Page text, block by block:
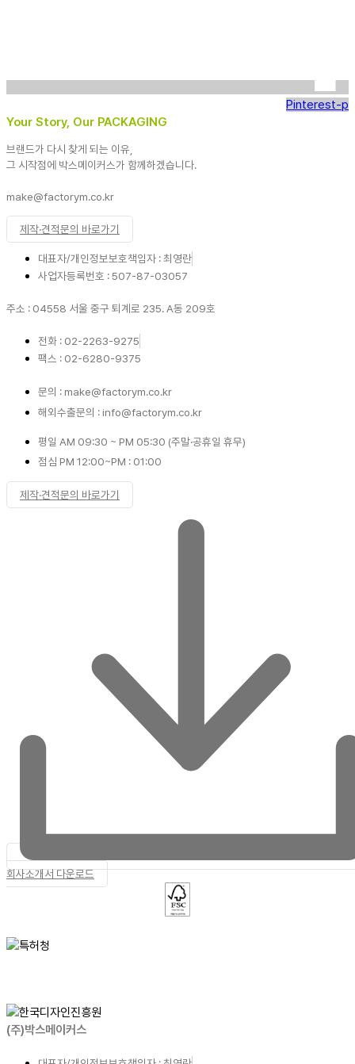
Pinterest-p
Your Story, Our PACKAGING
브랜드가 다시 찾게 되는 이유,
그 시작점에 박스메이커스가 함께하겠습니다.
make@factorym.co.kr
제작·견적문의 바로가기
대표자/개인정보보호책임자 : 최영란
사업자등록번호 : 507-87-03057
주소 : 04558 서울 중구 퇴계로 235. A동 209호
전화 : 02-2263-9275
팩스 : 02-6280-9375
문의 : make@factorym.co.kr
해외수출문의 : info@factorym.co.kr
평일 AM 09:30 ~ PM 05:30 (주말·공휴일 휴무)
점심 PM 12:00~PM : 01:00
제작·견적문의 바로가기
회사소개서 다운로드
(주)박스메이커스